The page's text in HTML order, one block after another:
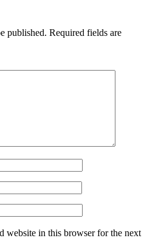
published. Required fields are
website in this browser for the next